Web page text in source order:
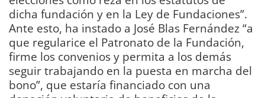
dicha fundación y en la Ley de Fundaciones”.
Ante esto, ha instado a José Blas Fernández “a
que regularice el Patronato de la Fundación,
firme los convenios y permita a los demás
seguir trabajando en la puesta en marcha del
bono”, que estaría financiado con una